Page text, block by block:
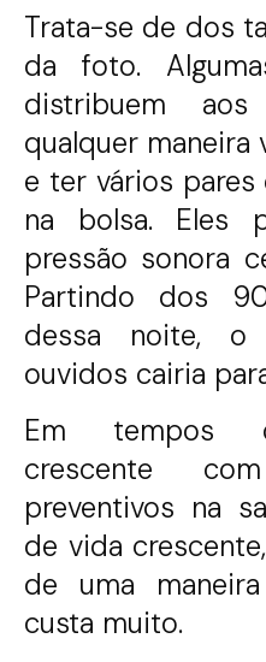
Trata-se de dos
da foto.
distribuem aos
qualquer maneira
e ter vários pares
na bolsa. Eles
pressão sonora
Partindo dos
dessa noite, o
ouvidos cairia
Em tempos
crescente
preventivos na
de vida
de uma
custa muito.